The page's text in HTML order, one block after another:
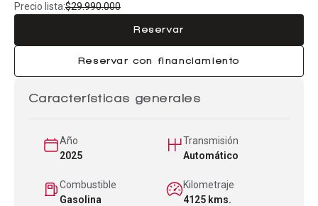
Precio lista:$29.990.000
Reservar
Reservar con financiamiento
Características generales
Año
2025
Transmisión
Automático
Combustible
Gasolina
Kilometraje
4125 kms.